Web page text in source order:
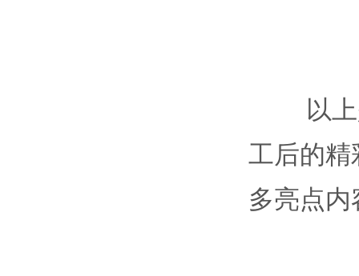
以上是
工后的精
多亮点